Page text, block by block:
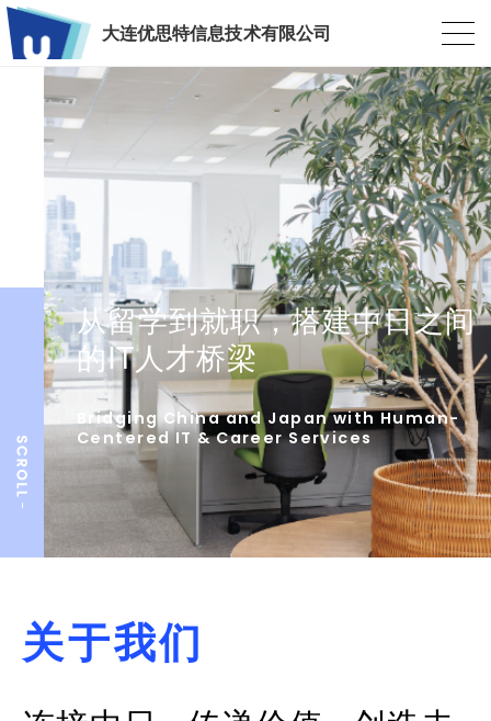
大连优思特信息技术有限公司
从留学到就职，搭建中日之间
的IT人才桥梁
Bridging China and Japan with Human-
Centered IT & Career Services
关于我们